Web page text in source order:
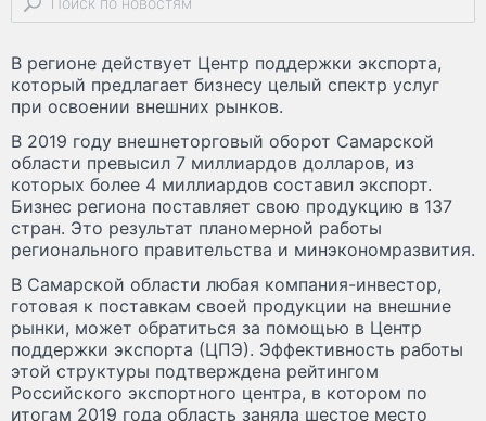
В регионе действует Центр поддержки экспорта,
который предлагает бизнесу целый спектр услуг
при освоении внешних рынков.
В 2019 году внешнеторговый оборот Самарской
области превысил 7 миллиардов долларов, из
которых более 4 миллиардов составил экспорт.
Бизнес региона поставляет свою продукцию в 137
стран. Это результат планомерной работы
регионального правительства и минэкономразвития.
В Самарской области любая компания-инвестор,
готовая к поставкам своей продукции на внешние
рынки, может обратиться за помощью в Центр
поддержки экспорта (ЦПЭ). Эффективность работы
этой структуры подтверждена рейтингом
Российского экспортного центра, в котором по
итогам 2019 года область заняла шестое место